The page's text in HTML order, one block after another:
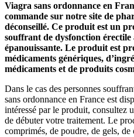
Viagra sans ordonnance en
commande sur notre site de
déconseillé. Ce produit est un
souffrant de dysfonction
épanouissante. Le produit est
médicaments génériques,
médicaments et de produits
Dans le cas des personnes
sans ordonnance en France est
intéressé par le produit, consultez
de débuter votre traitement. Le
comprimés, de poudre, de gels, de